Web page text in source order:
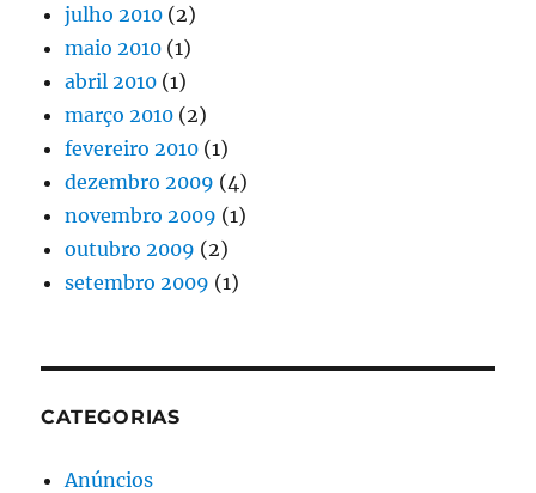
julho 2010 (2)
maio 2010 (1)
abril 2010 (1)
março 2010 (2)
fevereiro 2010 (1)
dezembro 2009 (4)
novembro 2009 (1)
outubro 2009 (2)
setembro 2009 (1)
CATEGORIAS
Anúncios